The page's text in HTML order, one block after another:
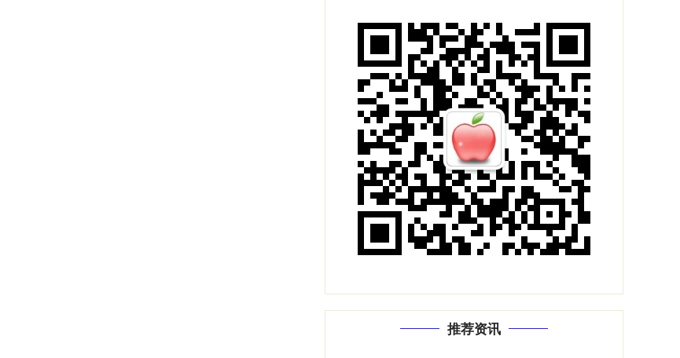
推荐资讯